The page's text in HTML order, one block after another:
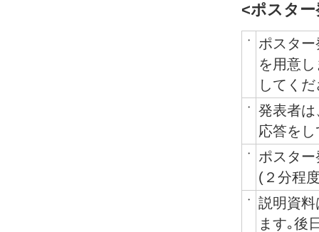
<ポスター
・
ポスタ
を用意
してく
・
発表者
応答を
・
ポスタ
(２分程
・
説明資
ます｡後